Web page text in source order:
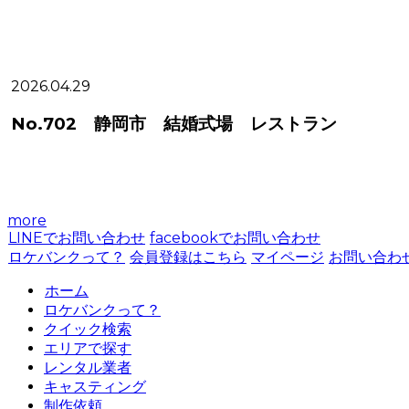
2026.04.29
No.702 静岡市 結婚式場 レストラン
more
LINEでお問い合わせ facebookでお問い合わせ
ロケバンクって？ 会員登録はこちら マイページ お問い合わ
ホーム
ロケバンクって？
クイック検索
エリアで探す
レンタル業者
キャスティング